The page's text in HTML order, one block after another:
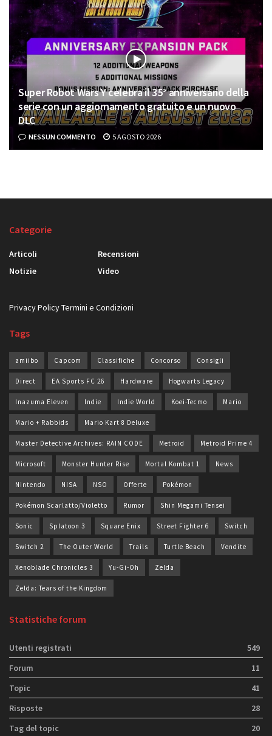
Super Robot Wars Y celebra il 35° anniversario della
serie con un aggiornamento gratuito e un nuovo
DLC
NESSUN COMMENTO 5 AGOSTO 2026
Categorie
Articoli
Notizie
Recensioni
Video
Privacy PolicyTermini e Condizioni
Tags
amiibo Capcom Classifiche Concorso Consigli
Direct EA Sports FC 26 Hardware Hogwarts Legacy
Inazuma Eleven Indie Indie World Koei-Tecmo Mario
Mario + Rabbids Mario Kart 8 Deluxe
Master Detective Archives: RAIN CODE Metroid Metroid Prime 4
Microsoft Monster Hunter Rise Mortal Kombat 1 News
Nintendo NISA NSO Offerte Pokémon
Pokémon Scarlatto/Violetto Rumor Shin Megami Tensei
Sonic Splatoon 3 Square Enix Street Fighter 6 Switch
Switch 2 The Outer World Trails Turtle Beach Vendite
Xenoblade Chronicles 3 Yu-Gi-Oh Zelda
Zelda: Tears of the Kingdom
Statistiche forum
Utenti registrati
549
Forum
11
Topic
41
Risposte
28
Tag del topic
20